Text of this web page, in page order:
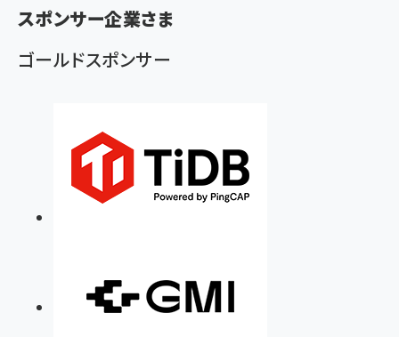
スポンサー企業さま
ゴールドスポンサー